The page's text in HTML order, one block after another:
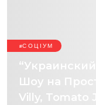
СОЦІУМ
Шоу на
Villy, Tomato